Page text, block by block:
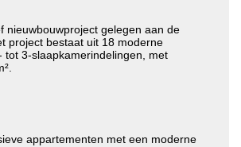
nieuwbouwproject gelegen aan de
project bestaat uit 18 moderne
3-slaapkamerindelingen, met
appartementen met een moderne